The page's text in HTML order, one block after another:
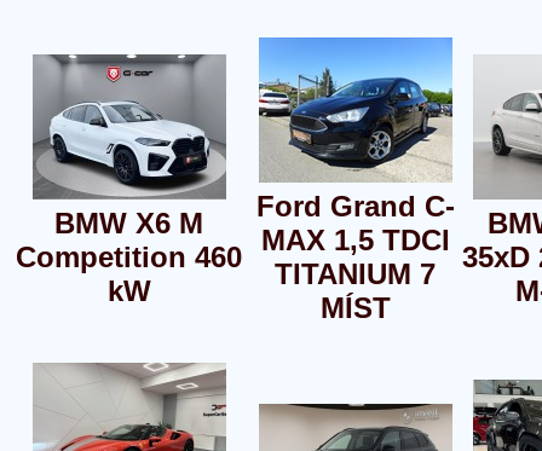
BMW X6 M
Competition 460
kW
Ford Grand C-
MAX 1,5 TDCI
TITANIUM 7
MÍST
35xD